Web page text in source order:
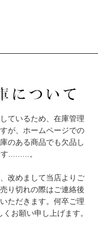
ているため、在庫管理
が、ホームページでの
のある商品でも欠品し
.........。
改めまして当店よりご
り切れの際はご連絡後
ただきます。何卒ご理
お願い申し上げます。